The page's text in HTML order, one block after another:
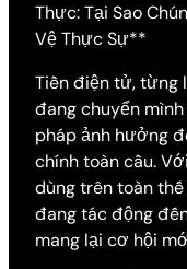
Thực: Tại Sao
Vệ Thực Sự**
Tiền điện tử, từng
đang chuyển
pháp ảnh hưởng
chính toàn cầu.
dùng trên toàn
đang tác động
mang lại cơ hội